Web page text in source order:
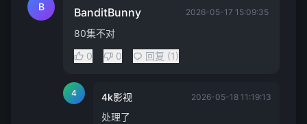
B BanditBunny 2026-05-17 15:09:35
80集不对
0
0 回复 (1)
4 4k影视 2026-05-18 11:19:13
处理了